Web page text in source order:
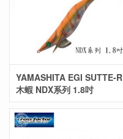
YAMASHITA EGI SUTTE-R
木蝦 NDX系列 1.8吋